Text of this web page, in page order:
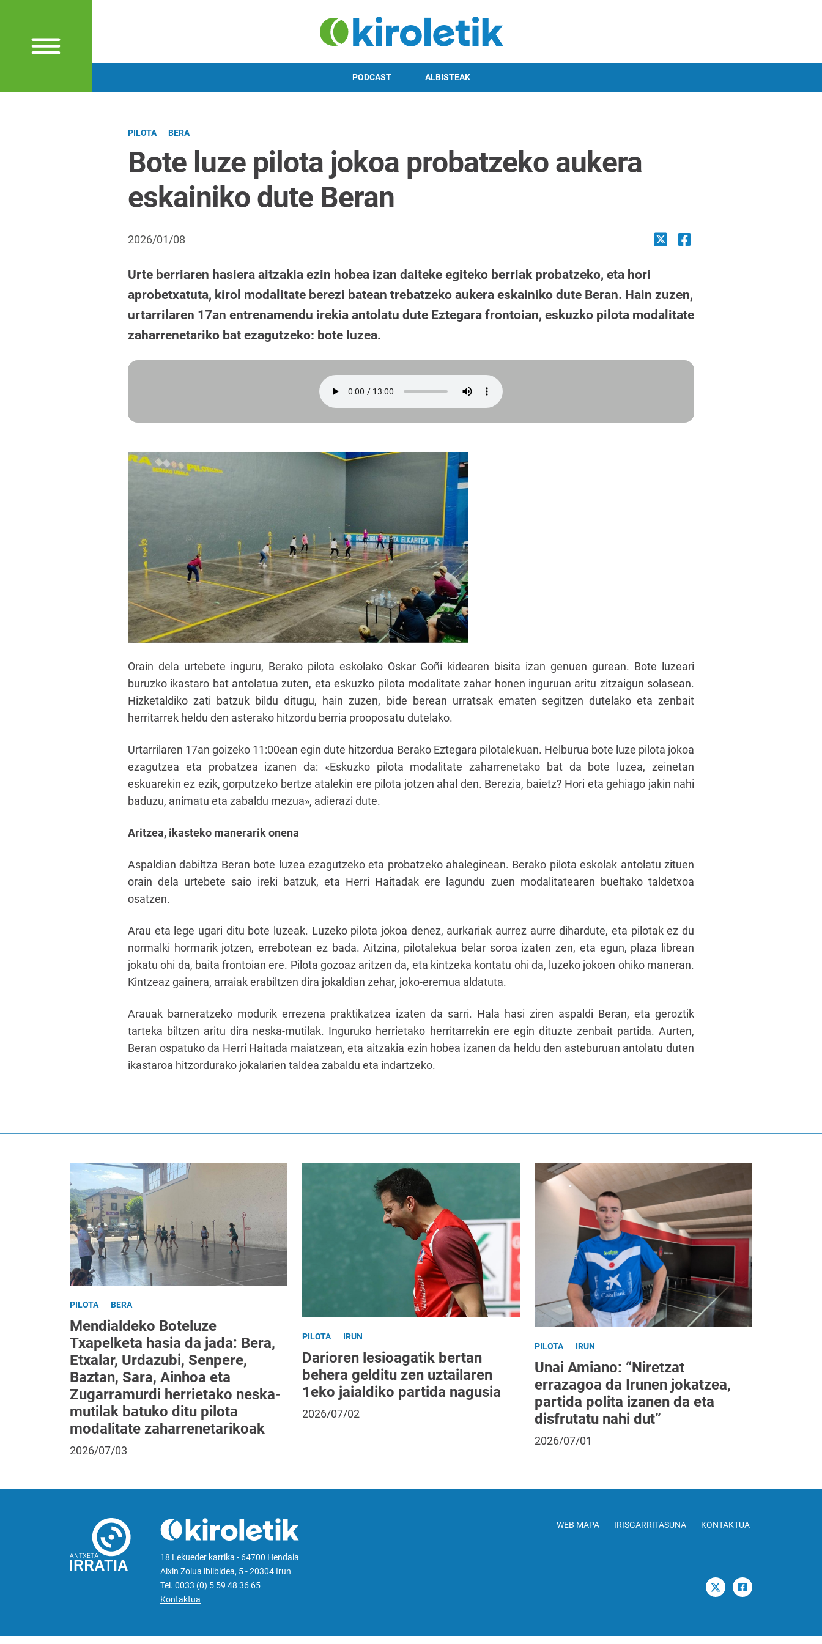
PODCAST ALBISTEAK
PILOTA BERA
Bote luze pilota jokoa probatzeko aukera
eskainiko dute Beran
2026/01/08
Urte berriaren hasiera aitzakia ezin hobea izan daiteke egiteko berriak probatzeko, eta hori
aprobetxatuta, kirol modalitate berezi batean trebatzeko aukera eskainiko dute Beran. Hain zuzen,
urtarrilaren 17an entrenamendu irekia antolatu dute Eztegara frontoian, eskuzko pilota modalitate
zaharrenetariko bat ezagutzeko: bote luzea.
Orain dela urtebete inguru, Berako pilota eskolako Oskar Goñi kidearen bisita izan genuen gurean. Bote luzeari
buruzko ikastaro bat antolatua zuten, eta eskuzko pilota modalitate zahar honen inguruan aritu zitzaigun solasean.
Hizketaldiko zati batzuk bildu ditugu, hain zuzen, bide berean urratsak ematen segitzen dutelako eta zenbait
herritarrek heldu den asterako hitzordu berria prooposatu dutelako.
Urtarrilaren 17an goizeko 11:00ean egin dute hitzordua Berako Eztegara pilotalekuan. Helburua bote luze pilota jokoa
ezagutzea eta probatzea izanen da: «Eskuzko pilota modalitate zaharrenetako bat da bote luzea, zeinetan
eskuarekin ez ezik, gorputzeko bertze atalekin ere pilota jotzen ahal den. Berezia, baietz? Hori eta gehiago jakin nahi
baduzu, animatu eta zabaldu mezua», adierazi dute.
Aritzea, ikasteko manerarik onena
Aspaldian dabiltza Beran bote luzea ezagutzeko eta probatzeko ahaleginean. Berako pilota eskolak antolatu zituen
orain dela urtebete saio ireki batzuk, eta Herri Haitadak ere lagundu zuen modalitatearen bueltako taldetxoa
osatzen.
Arau eta lege ugari ditu bote luzeak. Luzeko pilota jokoa denez, aurkariak aurrez aurre dihardute, eta pilotak ez du
normalki hormarik jotzen, errebotean ez bada. Aitzina, pilotalekua belar soroa izaten zen, eta egun, plaza librean
jokatu ohi da, baita frontoian ere. Pilota gozoaz aritzen da, eta kintzeka kontatu ohi da, luzeko jokoen ohiko maneran.
Kintzeaz gainera, arraiak erabiltzen dira jokaldian zehar, joko-eremua aldatuta.
Arauak barneratzeko modurik errezena praktikatzea izaten da sarri. Hala hasi ziren aspaldi Beran, eta geroztik
tarteka biltzen aritu dira neska-mutilak. Inguruko herrietako herritarrekin ere egin dituzte zenbait partida. Aurten,
Beran ospatuko da Herri Haitada maiatzean, eta aitzakia ezin hobea izanen da heldu den asteburuan antolatu duten
ikastaroa hitzordurako jokalarien taldea zabaldu eta indartzeko.
PILOTA BERA
Mendialdeko Boteluze
Txapelketa hasia da jada: Bera,
Etxalar, Urdazubi, Senpere,
Baztan, Sara, Ainhoa eta
Zugarramurdi herrietako neska-
mutilak batuko ditu pilota
modalitate zaharrenetarikoak
2026/07/03
PILOTA IRUN
Darioren lesioagatik bertan
behera gelditu zen uztailaren
1eko jaialdiko partida nagusia
2026/07/02
PILOTA IRUN
Unai Amiano: “Niretzat
errazagoa da Irunen jokatzea,
partida polita izanen da eta
disfrutatu nahi dut”
2026/07/01
18 Lekueder karrika - 64700 Hendaia
Aixin Zolua ibilbidea, 5 - 20304 Irun
Tel. 0033 (0) 5 59 48 36 65
Kontaktua
WEB MAPA IRISGARRITASUNA KONTAKTUA